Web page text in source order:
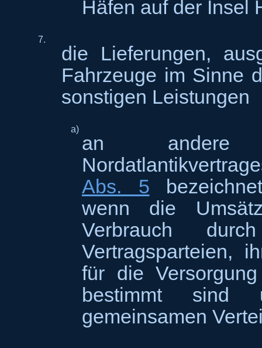
Häfen auf der Insel
7.
die Lieferungen,
Fahrzeuge im Sinne
sonstigen Leistungen
a)
an andere
Abs. 5
wenn die
Verbrauch
Vertragsparteien,
für die
bestimmt sind
gemeinsamen